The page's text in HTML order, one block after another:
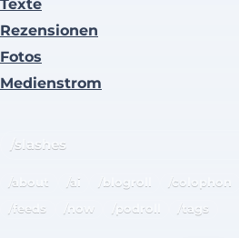
Texte
Rezensionen
Fotos
Medienstrom
/slashes
/about /ai /blogroll /colophon
/feeds
/now /podroll /tags